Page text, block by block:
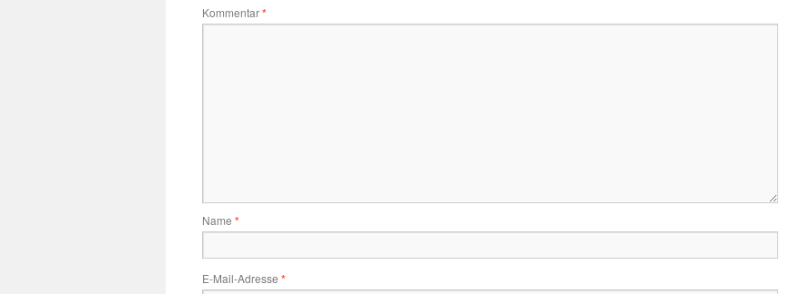
Kommentar*
Name *
E-Mail-Adresse *